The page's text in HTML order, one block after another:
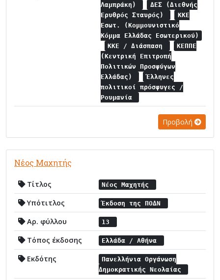
Λαμπράκη)
ΔΕΣ (Διεθνής
Ερυθρός Σταυρός)
ΚΚΕ
Εσωτ. (Κομμουνιστικό
Κόμμα Ελλάδας Εσωτερικού)
ΚΚΕ / Διάσπαση
ΚΕΠΠΕ
(Κεντρική Επιτροπή
Πολιτικών Προσφύγων
Ελλάδας)
Έλληνες
πολιτικοί πρόσφυγες /
Ρουμανία
Προβολή
Νέος Μαχητής
Τίτλος Νέος Μαχητής
Υπότιτλος Έκδοση της ΠΟΔΝ
Αρ. φύλλου 13
Τόπος έκδοσης Ελλάδα / Αθήνα
Εκδότης
Πανελλήνια Οργάνωση
Δημοκρατικής Νεολαίας